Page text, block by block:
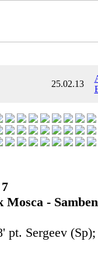
25.02.13
Mosca -
pt. Sergeev